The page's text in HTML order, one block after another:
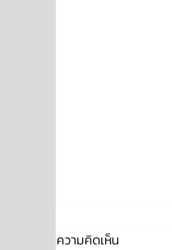
ความคิดเห็น